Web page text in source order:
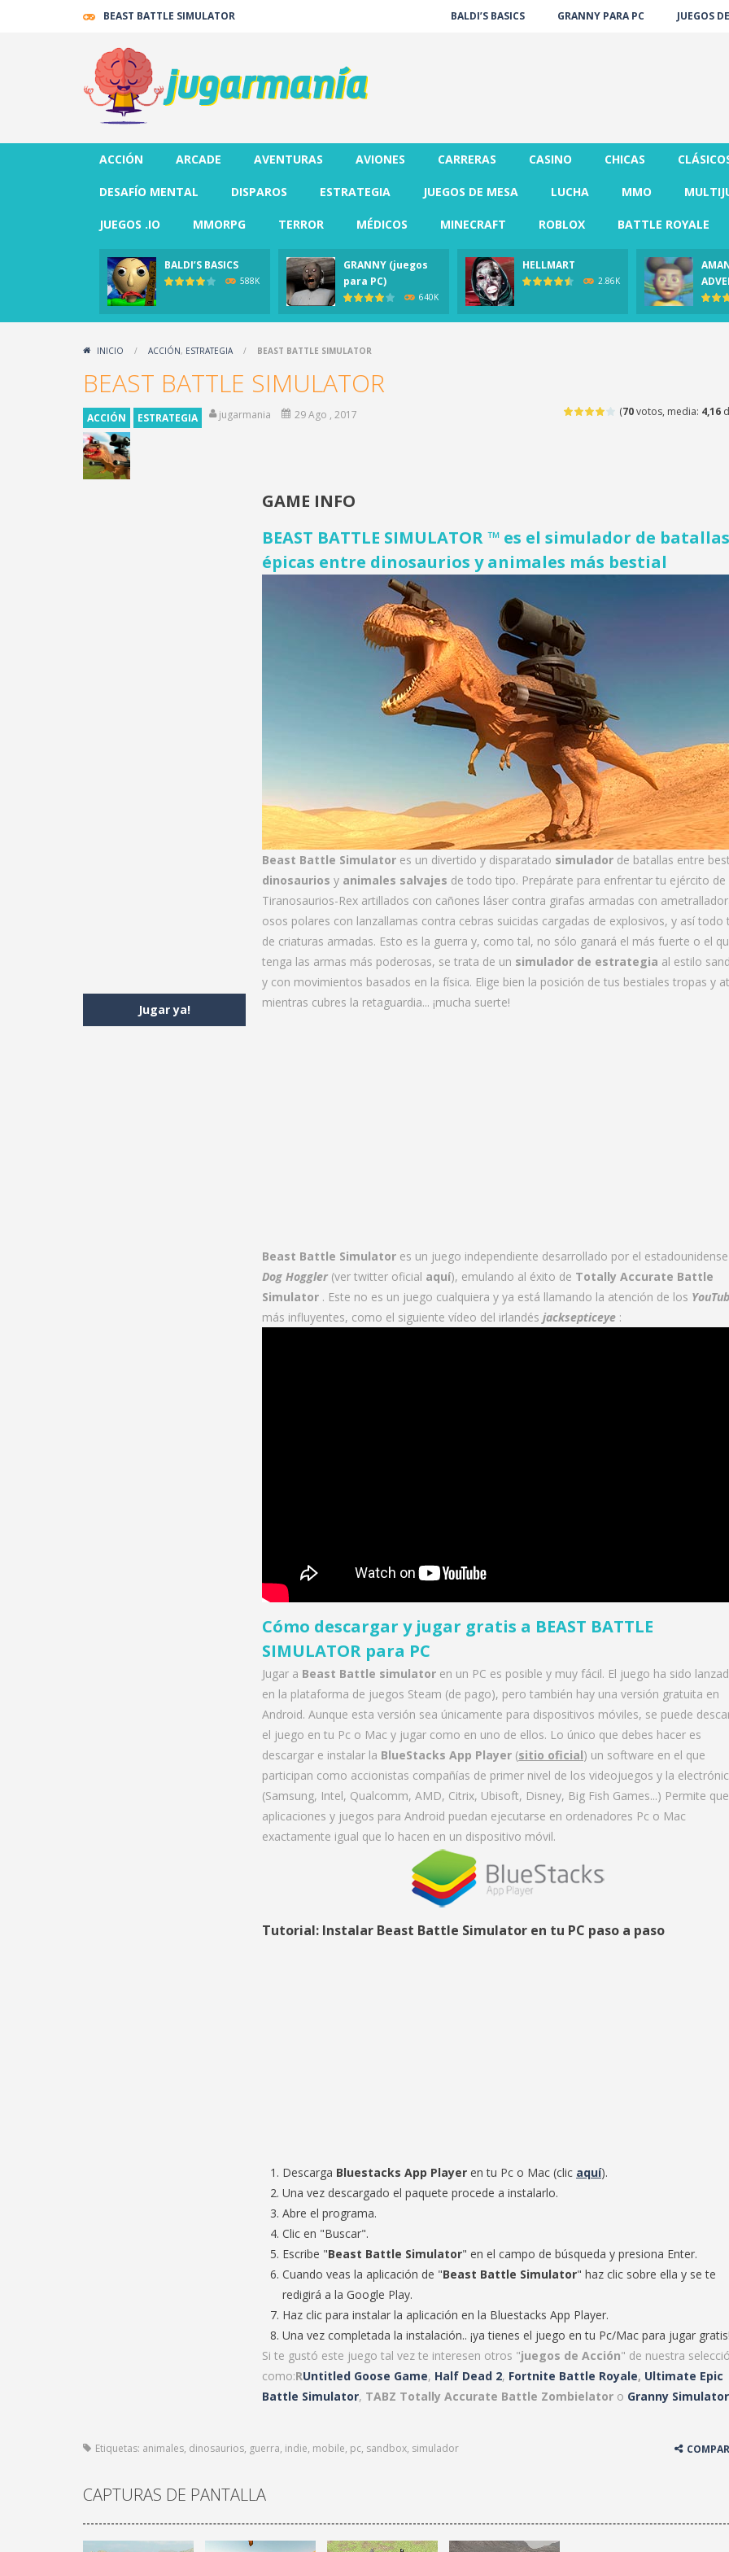
BEAST BATTLE SIMULATOR BALDI’S BASICS GRANNY PARA PC JUEGOS
ACCIÓN ARCADE AVENTURAS AVIONES CARRERAS CASINO CHICAS
DESAFÍO MENTAL DISPAROS ESTRATEGIA JUEGOS DE MESA LUCHA MMO
JUEGOS .IO MMORPG TERROR MÉDICOS MINECRAFT ROBLOX BATTLE ROYALE
BALDI’S BASICS
588K
GRANNY (juegos
para PC)
640K
HELLMART
2.86K
INICIO / ACCIÓN, ESTRATEGIA / BEAST BATTLE SIMULATOR
BEAST BATTLE SIMULATOR
(70votos, media: 4,16
ACCIÓN ESTRATEGIA jugarmania 29 Ago , 2017
Jugar ya!
GAME INFO
BEAST BATTLE SIMULATOR ™ es el simulador de batallas
épicas entre dinosaurios y animales más bestial
Beast Battle Simulator es un divertido y disparatado simulador de batallas entre
dinosaurios y animales salvajes de todo tipo. Prepárate para enfrentar tu ejército de
Tiranosaurios-Rex artillados con cañones láser contra girafas armadas con
osos polares con lanzallamas contra cebras suicidas cargadas de explosivos, y así todo
de criaturas armadas. Esto es la guerra y, como tal, no sólo ganará el más fuerte o el
tenga las armas más poderosas, se trata de un simulador de estrategia al estilo
y con movimientos basados en la física. Elige bien la posición de tus bestiales tropas y
mientras cubres la retaguardia... ¡mucha suerte!
Beast Battle Simulator es un juego independiente desarrollado por el estadounidense
Dog Hoggler(ver twitter oficial aquí), emulando al éxito de Totally Accurate Battle
Simulator . Este no es un juego cualquiera y ya está llamando la atención de los
más influyentes, como el siguiente vídeo del irlandés jacksepticeye :
Cómo descargar y jugar gratis a BEAST BATTLE
SIMULATOR para PC
Jugar a Beast Battle simulator en un PC es posible y muy fácil. El juego ha sido
en la plataforma de juegos Steam (de pago), pero también hay una versión gratuita en
Android. Aunque esta versión sea únicamente para dispositivos móviles, se puede
el juego en tu Pc o Mac y jugar como en uno de ellos. Lo único que debes hacer es
descargar e instalar la BlueStacks App Player (sitio oficial) un software en el que
participan como accionistas compañías de primer nivel de los videojuegos y la
(Samsung, Intel, Qualcomm, AMD, Citrix, Ubisoft, Disney, Big Fish Games...) Permite que
aplicaciones y juegos para Android puedan ejecutarse en ordenadores Pc o Mac
exactamente igual que lo hacen en un dispositivo móvil.
Tutorial: Instalar Beast Battle Simulator en tu PC paso a paso
Descarga Bluestacks App Player en tu Pc o Mac (clic aquí).
Una vez descargado el paquete procede a instalarlo.
Abre el programa.
Clic en "Buscar".
Escribe "Beast Battle Simulator" en el campo de búsqueda y presiona Enter.
Cuando veas la aplicación de "Beast Battle Simulator" haz clic sobre ella y se te
redigirá a la Google Play.
Haz clic para instalar la aplicación en la Bluestacks App Player.
Una vez completada la instalación.. ¡ya tienes el juego en tu Pc/Mac para jugar gratis!
Si te gustó este juego tal vez te interesen otros "juegos de Acción" de nuestra
como:RUntitled Goose Game, Half Dead 2, Fortnite Battle Royale, Ultimate Epic
Battle Simulator, TABZ Totally Accurate Battle Zombielator o Granny Simulator
Etiquetas: animales, dinosaurios, guerra, indie, mobile, pc, sandbox, simulador
CAPTURAS DE PANTALLA